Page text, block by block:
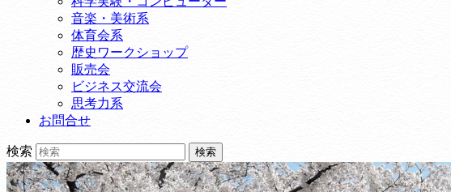
音楽・美術系
体育会系
歴史ワークショップ
販売会
ビジネス交流会
思考力系
お問合せ
検索